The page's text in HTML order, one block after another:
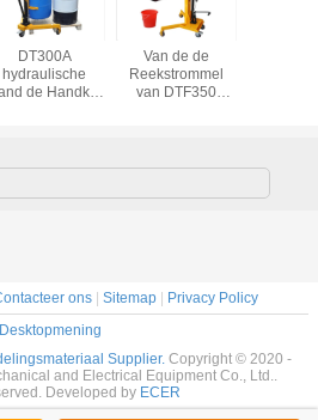
DT300A
hydraulische
de Handkar
van de
van het
Van de de
Reekstrommel
van DTF350
de
met Capaciteit
ons| Sitemap| Privacy Policy
Desktopmening
Supplier. Copyright © 2020 -
and Electrical Equipment Co., Ltd..
Developed by ECER